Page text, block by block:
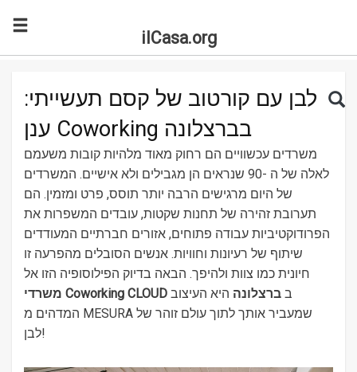
ilCasa.org
Search for:
לבן עם קורטוב של קסם תעשייתי:
ענן Coworking בברצלונה
משרדים עכשוויים הם רחוק מאוד מלהיות קובות משעמם
לאלה של ה -90 שנראים הן מגבילים ולא אישיים. המשרדים
של היום מרגישים הרבה יותר תוסס, פרט ומזמין. הם
תערובת זהירה של תחנות שקטות, עובדים המשפרות את
הפרודוקטיביות עבודה פתוחים, אזורים חברתיים המעודדים
שיתוף של רעיונות וחוויות. אנשים הסובלים מהפרעה זו
חיונית כמו צוות ולהיפך. הבאה בדיוק הפילוסופיה הזו אל
משרדי Coworking CLOUD
ב ברצלונה היא העיצוב
המדהים מ MESURA שמעביר אותך לתוך עולם זוהר של
לבן!